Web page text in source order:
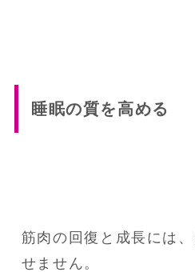
睡眠の質を高める
筋肉の回復と成長には
せません。